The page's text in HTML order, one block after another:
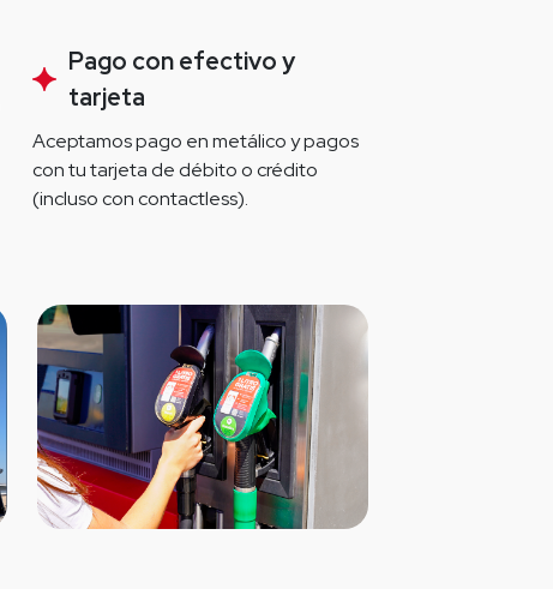
Pago con efectivo y
tarjeta
Aceptamos pago en metálico y pagos
con tu tarjeta de débito o crédito
(incluso con contactless).